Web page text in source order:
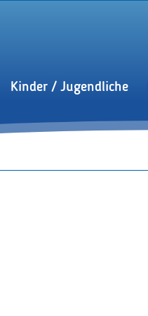
Kinder / Jugendliche